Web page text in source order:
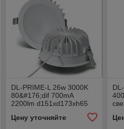
DL-PRIME-L 26w 3000K
80&#176;dif 700mA
2200lm d151xd173xh65
светильник без драйвера
Цену уточняйте